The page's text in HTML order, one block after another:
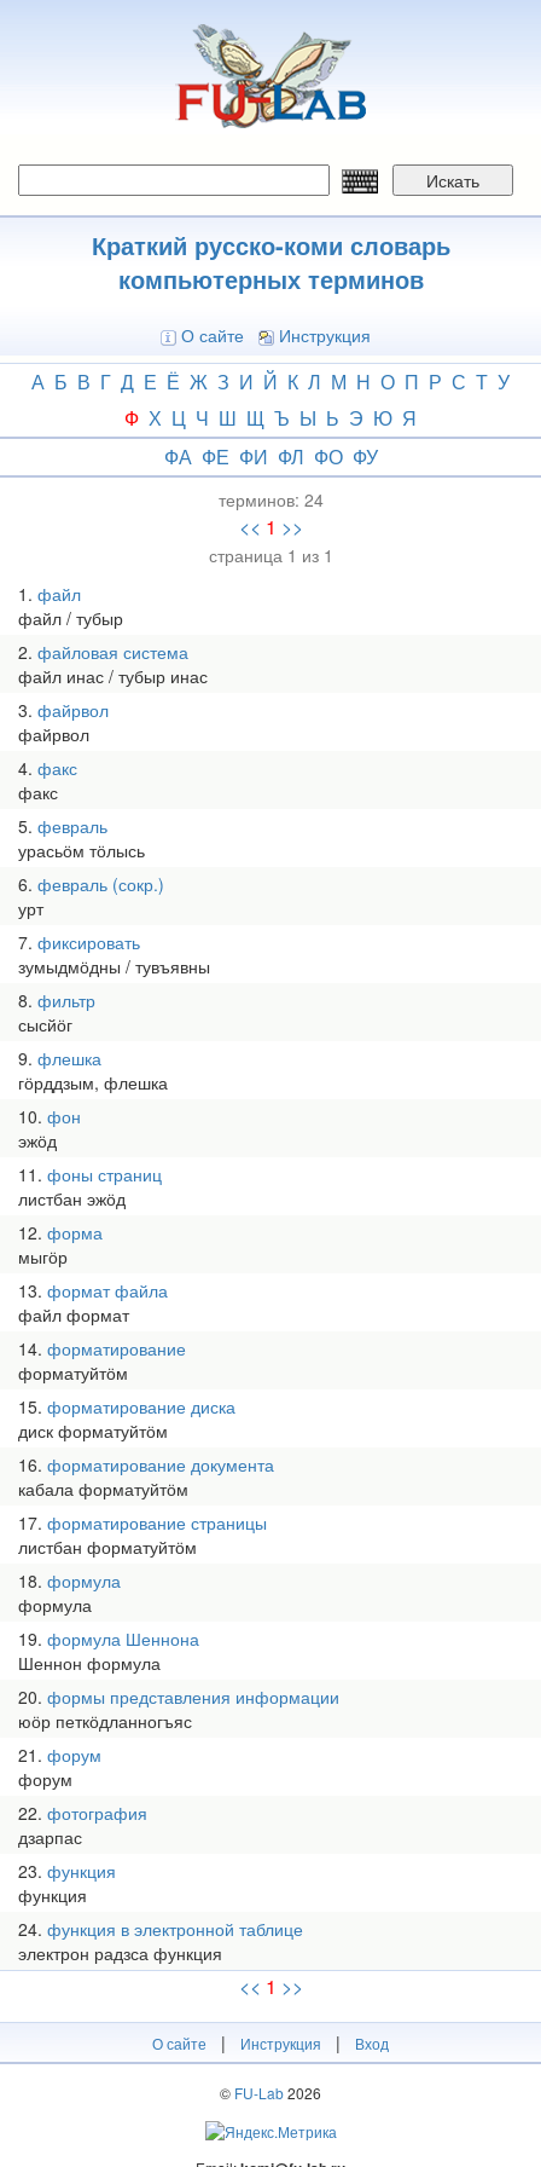
Искать
Краткий русско-коми словарь
компьютерных терминов
О сайте Инструкция
А Б В Г Д Е Ё Ж З И Й К Л М Н О П Р С Т У
Ф Х Ц Ч Ш Щ Ъ Ы Ь Э Ю Я
ФА ФЕ ФИ ФЛ ФО ФУ
терминов: 24
<< 1 >>
страница 1 из 1
1 файл
файл / тубыр
2 файловая система
файл инас / тубыр инас
3 файрвол
файрвол
4 факс
факс
5 февраль
урасьӧм тӧлысь
6 февраль (сокр.)
урт
7 фиксировать
зумыдмӧдны / тувъявны
8 фильтр
сысйӧг
9 флешка
гӧрддзым, флешка
10 фон
эжӧд
11 фоны страниц
листбан эжӧд
12 форма
мыгӧр
13 формат файла
файл формат
14 форматирование
форматуйтӧм
15 форматирование диска
диск форматуйтӧм
16 форматирование документа
кабала форматуйтӧм
17 форматирование страницы
листбан форматуйтӧм
18 формула
формула
19 формула Шеннона
Шеннон формула
20 формы представления информации
юӧр петкӧдланногъяс
21 форум
форум
22 фотография
дзарпас
23 функция
функция
24 функция в электронной таблице
электрон радзса функция
<< 1 >>
О сайте | Инструкция | Вход
© FU-Lab2026